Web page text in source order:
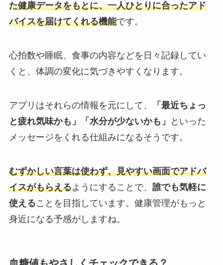
た健康データをもとに、一人ひとりに合ったアド
バイスを届けてくれる機能です。
心拍数や睡眠、食事の内容などを日々記録してい
くと、体調の変化に気づきやすくなります。
アプリはそれらの情報を元にして、
「最近ちょっ
と疲れ気味かも」「水分が少ないかも」
といった
メッセージをくれる仕組みになるそうです。
むずかしい言葉は使わず、見やすい画面でアドバ
イスがもらえるようにすることで、 誰でも気軽に
使えることを目指しています。健康管理がもっと
身近になる予感がしますね。